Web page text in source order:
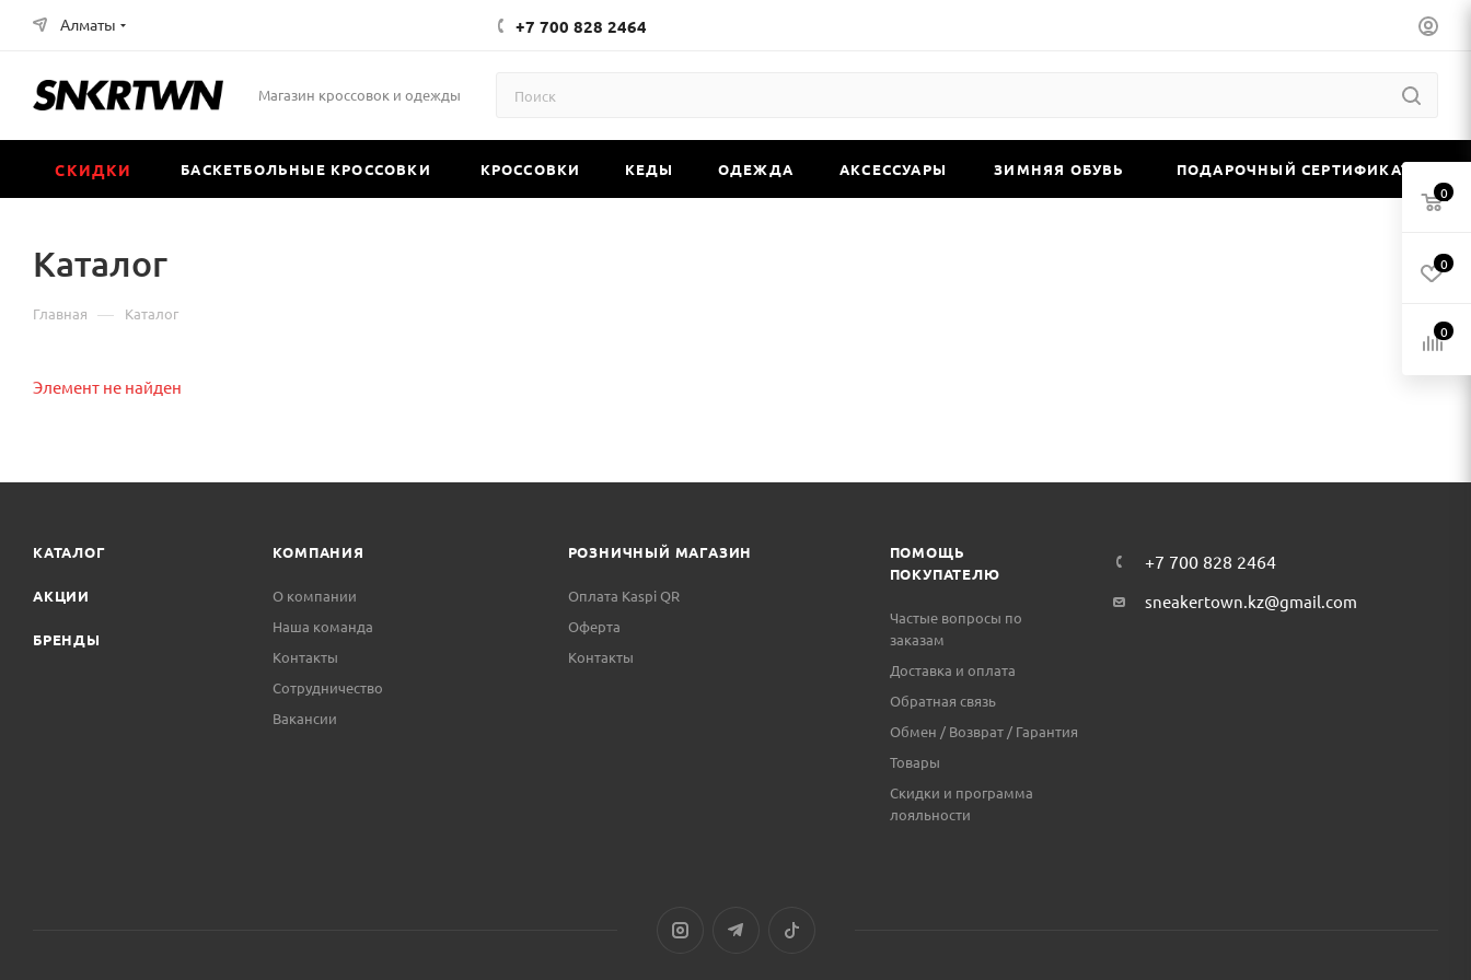
Алматы +7 700 828 2464
Магазин кроссовок и одежды
СКИДКИ БАСКЕТБОЛЬНЫЕ КРОССОВКИ КРОССОВКИ КЕДЫ ОДЕЖДА АКСЕССУАРЫ ЗИМНЯЯ ОБУВЬ ПОДАРОЧНЫЙ СЕРТИФИКАТ
Каталог
Главная — Каталог
Элемент не найден
КАТАЛОГ
АКЦИИ
БРЕНДЫ
КОМПАНИЯ
О компании
Наша команда
Контакты
Сотрудничество
Вакансии
РОЗНИЧНЫЙ МАГАЗИН
Оплата Kaspi QR
Оферта
Контакты
ПОМОЩЬ
ПОКУПАТЕЛЮ
Частые вопросы по
заказам
Доставка и оплата
Обратная связь
Обмен / Возврат / Гарантия
Товары
Скидки и программа
лояльности
+7 700 828 2464
sneakertown.kz@gmail.com
0
0
0